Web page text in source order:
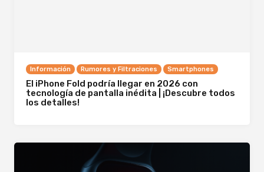
Información Rumores y Filtraciones Smartphones
El iPhone Fold podría llegar en 2026 con
tecnología de pantalla inédita | ¡Descubre todos
los detalles!